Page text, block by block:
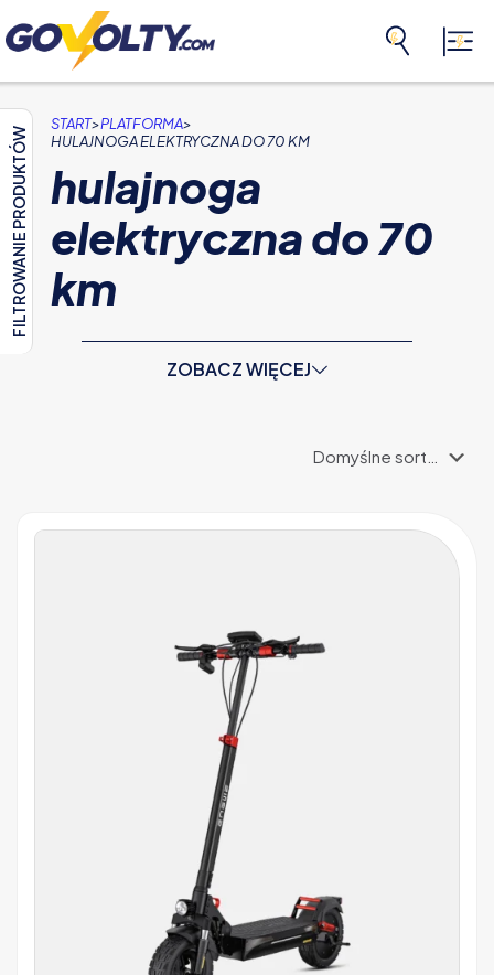
FILTROWANIE PRODUKTÓW
START>PLATFORMA>
HULAJNOGA ELEKTRYCZNA DO 70 KM
hulajnoga
elektryczna do 70
km
ZOBACZ WIĘCEJ